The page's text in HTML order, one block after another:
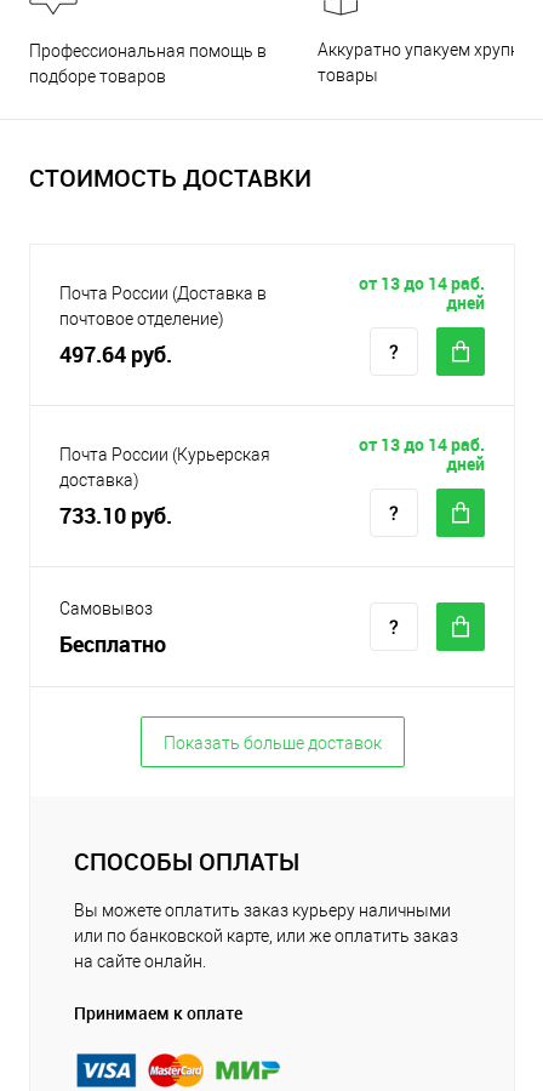
Профессиональная помощь в
подборе товаров
Аккуратно упакуем хрупкие
товары
СТОИМОСТЬ ДОСТАВКИ
Почта России (Доставка в
почтовое отделение)
497.64 руб.
от 13 до 14 раб.
дней
Почта России (Курьерская
доставка)
733.10 руб.
от 13 до 14 раб.
дней
Самовывоз
Бесплатно
Показать больше доставок
СПОСОБЫ ОПЛАТЫ
Вы можете оплатить заказ курьеру наличными
или по банковской карте, или же оплатить заказ
на сайте онлайн.
Принимаем к оплате